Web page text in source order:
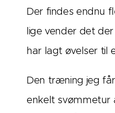
Der findes endnu
lige vender det
har lagt øvelser til
Den træning jeg
enkelt svømmetur